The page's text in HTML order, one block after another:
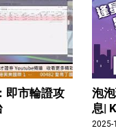
即市輪證攻
泡
息|
2025-